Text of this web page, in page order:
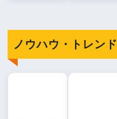
ノウハウ・トレンド